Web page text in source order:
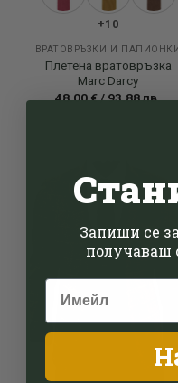
+10
ВРАТОВРЪЗКИ И ПАПИОНКИ
Плетена вратовръзка
Marc Darcy
48.00€/93.88лв.
Add
Запиши се
получаваш